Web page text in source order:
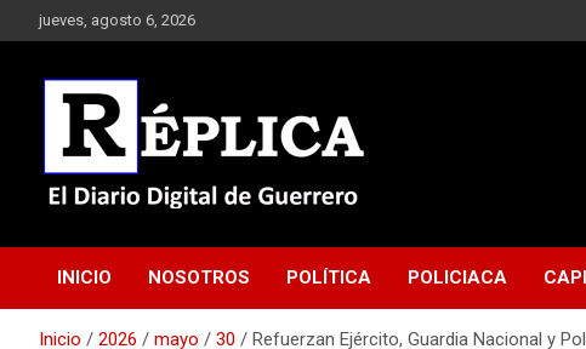
Saltar
al
jueves, agosto 6, 2026
Réplica
INICIO NOSOTROS POLÍTICA POLICIACA
Inicio 2026 mayo 30 Refuerzan Ejército, Guardia Nacional y